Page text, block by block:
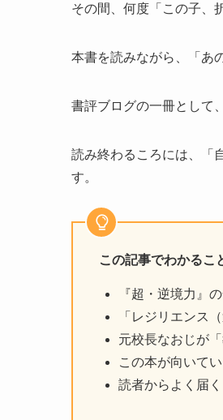
その間、何度「この子、
本書を読みながら、「あ
書評ブログの一冊として
読み終わるころには、「
す。
この記事でわかるこ
『超・逆境力』
「レジリエンス
元校長なおじが
この本が向いて
読者からよく届